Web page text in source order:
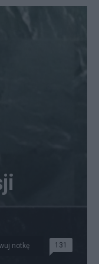
notkę 131